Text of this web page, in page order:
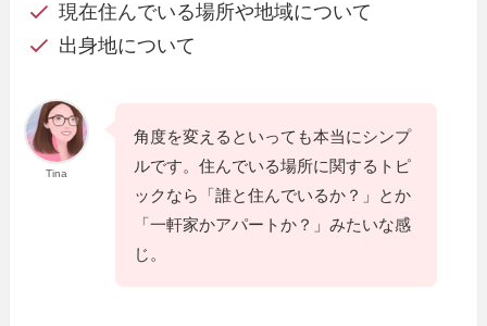
現在住んでいる場所や地域について
出身地について
Tina
角度を変えるといっても本当にシンプ
ルです。住んでいる場所に関するトピ
ックなら「誰と住んでいるか？」とか
「一軒家かアパートか？」みたいな感
じ。